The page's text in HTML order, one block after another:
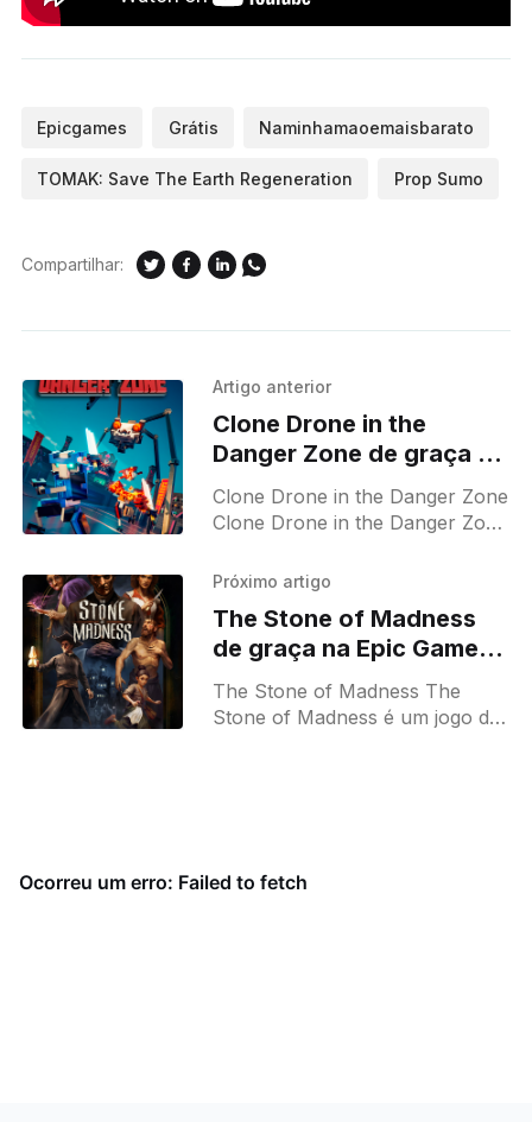
Epicgames Grátis Naminhamaoemaisbarato
TOMAK: Save The Earth Regeneration Prop Sumo
Compartilhar:
Artigo anterior
Clone Drone in the
Danger Zone de graça na
Epic Games até
09/04/2026
Clone Drone in the Danger Zone
Clone Drone in the Danger Zone
espadas em terceira pessoa
Próximo artigo
The Stone of Madness
de graça na Epic Games
até 23/04/2026
The Stone of Madness The
Stone of Madness é um jogo de